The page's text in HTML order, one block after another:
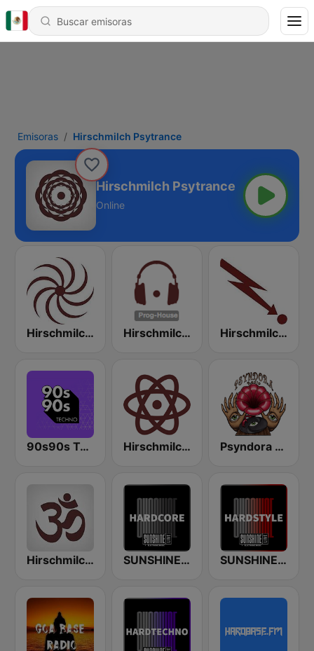
Emisoras Hirschmilch Psytrance
Hirschmilch Psytrance
Online
Hirschmilch Progressive Hirschmilch Prog-House Hirschmilch Electronic
90s90s Techno Hirschmilch Techno Psyndora Psytrance
Hirschmilch Chillout SUNSHINE LIVE - Hardcore SUNSHINE LIVE - Hardstyle